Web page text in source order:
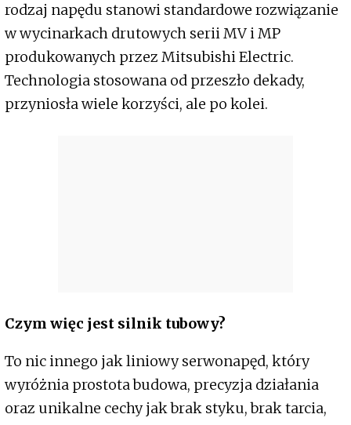
rodzaj napędu stanowi standardowe rozwiązanie
w wycinarkach drutowych serii MV i MP
produkowanych przez Mitsubishi Electric.
Technologia stosowana od przeszło dekady,
przyniosła wiele korzyści, ale po kolei.
Czym więc jest silnik tubowy?
To nic innego jak liniowy serwonapęd, który
wyróżnia prostota budowa, precyzja działania
oraz unikalne cechy jak brak styku, brak tarcia,